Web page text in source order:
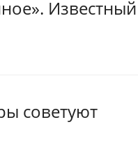
Известный
советуют